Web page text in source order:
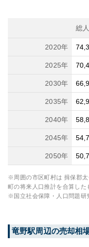
総
2020年
2025年
2030年
2035年
2040年
2045年
2050年
※周囲の市区町村は 揖保郡
町の将来人口推計を合算した
※国立社会保障・人口問題研
竜野駅周辺の売却相